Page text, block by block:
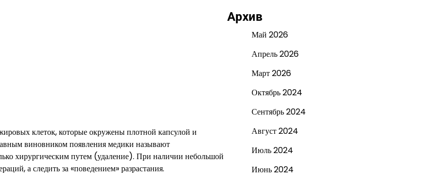
клеток, которые окружены плотной капсулой и
виновником появления медики называют
хирургическим путем (удаление). При наличии небольшой
а следить за «поведением» разрастания.
Архив
Май 2026
Апрель 2026
Март 2026
Октябрь 2024
Сентябрь 2024
Август 2024
Июль 2024
Июнь 2024